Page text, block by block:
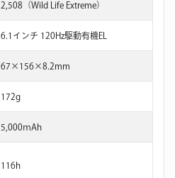
2,508（Wild Life Extreme）
6.1インチ 120Hz駆動有機EL
67×156×8.2mm
172g
5,000ｍAh
116h